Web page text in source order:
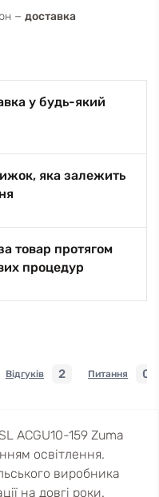
− доставка
у будь-який
яка залежить
товар протягом
процедур
Відгуків 2 Питання 0
ACGU10-159 Zuma
освітлення.
виробника
на довгі роки.